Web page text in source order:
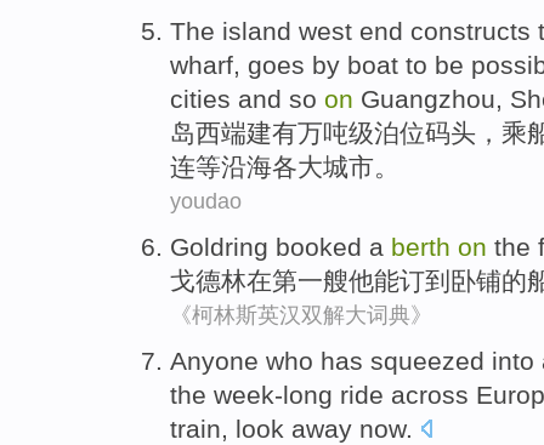
The island west end constructs
wharf, goes by boat to be
cities and so on Guangzhou,
岛西端建有万吨级泊位码头 ， 乘
连等沿海各大城市。
youdao
Goldring booked a berth on the
戈德林在第一艘他能订到 卧铺的
《柯林斯英汉双解大词典》
Anyone who has squeezed into
the week-long ride across
train, look away now.